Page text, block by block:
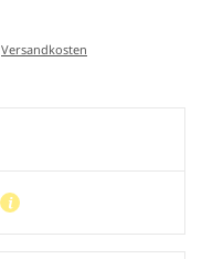
Versandkosten